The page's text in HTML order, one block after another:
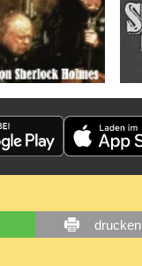
drucken